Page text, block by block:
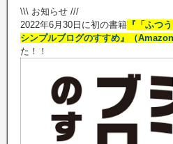
\\\ お知らせ ///
2022年6月30日に初の書籍 『「ふつ
シンプルブログのすすめ』（Amazon
た！！